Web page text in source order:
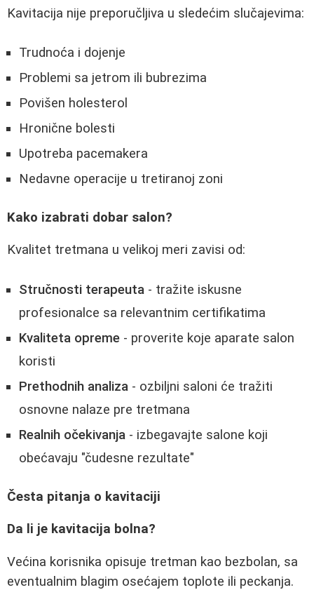
Kavitacija nije preporučljiva u sledećim slučajevima:
Trudnoća i dojenje
Problemi sa jetrom ili bubrezima
Povišen holesterol
Hronične bolesti
Upotreba pacemakera
Nedavne operacije u tretiranoj zoni
Kako izabrati dobar salon?
Kvalitet tretmana u velikoj meri zavisi od:
Stručnosti terapeuta - tražite iskusne
profesionalce sa relevantnim certifikatima
Kvaliteta opreme - proverite koje aparate salon
koristi
Prethodnih analiza - ozbiljni saloni će tražiti
osnovne nalaze pre tretmana
Realnih očekivanja - izbegavajte salone koji
obećavaju "čudesne rezultate"
Česta pitanja o kavitaciji
Da li je kavitacija bolna?
Većina korisnika opisuje tretman kao bezbolan, sa
eventualnim blagim osećajem toplote ili peckanja.